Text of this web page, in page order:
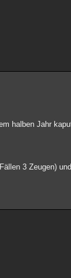
halben Jahr
3 Zeugen)